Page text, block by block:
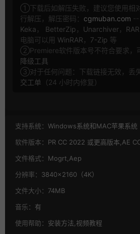
①下载后如解压失败，建议您使用相
行解压，解压密码： cgmuban.com
Keka ， BetterZip ， Unarchiver，
电脑可以用 WinRAR ， 7-Zip 等
②Premiere软件版本号不符合要求，
降级工具
③对于任何问题：下载链接无效，丢
交工单 （24 小时内修复）
支持系统： Windows系统和MAC苹果系统
软件版本： PR CC 2022 或更高版本,AE
文件格式： Mogrt,Aep
分辨率： 3840×2160（4K）
文件大小： 74MB
音乐： 有
使用帮助： 安装方法,视频教程